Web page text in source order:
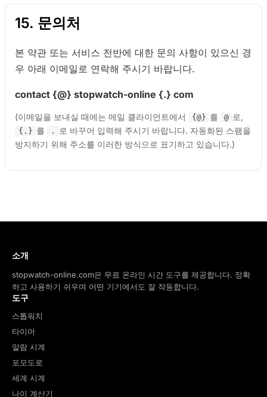
15. 문의처
본 약관 또는 서비스 전반에 대한 문의 사항이 있으신 경
우 아래 이메일로 연락해 주시기 바랍니다.
contact {@} stopwatch-online {.} com
(이메일을 보내실 때에는 메일 클라이언트에서 {@} 를 @ 로,
{.} 를 .
로 바꾸어 입력해 주시기 바랍니다. 자동화된 스팸을
방지하기 위해 주소를 이러한 방식으로 표기하고 있습니다.)
소개
stopwatch-online.com은 무료 온라인 시간 도구를 제공합니다. 정확
하고 사용하기 쉬우며 어떤 기기에서도 잘 작동합니다.
도구
스톱워치
타이머
알람 시계
포모도로
세계 시계
나이 계산기